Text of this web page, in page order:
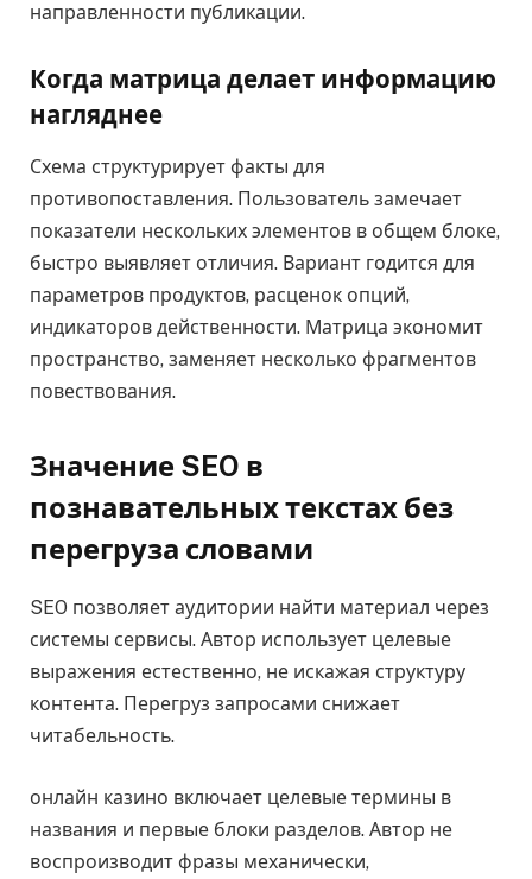
направленности публикации.
Когда матрица делает информацию
нагляднее
Схема структурирует факты для
противопоставления. Пользователь замечает
показатели нескольких элементов в общем блоке,
быстро выявляет отличия. Вариант годится для
параметров продуктов, расценок опций,
индикаторов действенности. Матрица экономит
пространство, заменяет несколько фрагментов
повествования.
Значение SEO в
познавательных текстах без
перегруза словами
SEO позволяет аудитории найти материал через
системы сервисы. Автор использует целевые
выражения естественно, не искажая структуру
контента. Перегруз запросами снижает
читабельность.
онлайн казино включает целевые термины в
названия и первые блоки разделов. Автор не
воспроизводит фразы механически,